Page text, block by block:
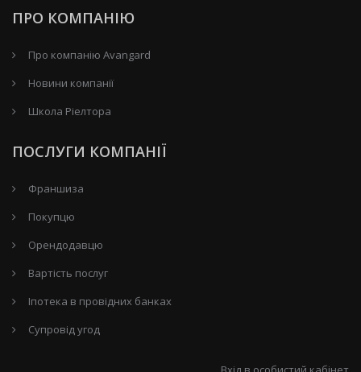
ПРО КОМПАНІЮ
Про компанію Avangard
Новини компанії
Школа Ріелтора
ПОСЛУГИ КОМПАНІЇ
Франшиза
Покупцю
Орендодавцю
Вартість послуг
Іпотека в провідних банках
Супровід угод